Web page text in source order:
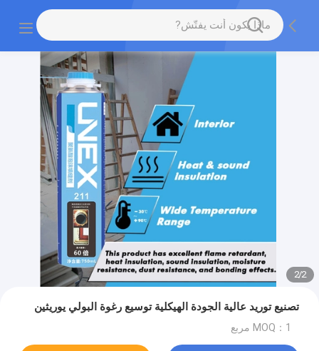
2
/
2
تصنيع توريد عالية الجودة الهيكلية توسيع رغوة البولي يوريثين
MOQ：1 مربع